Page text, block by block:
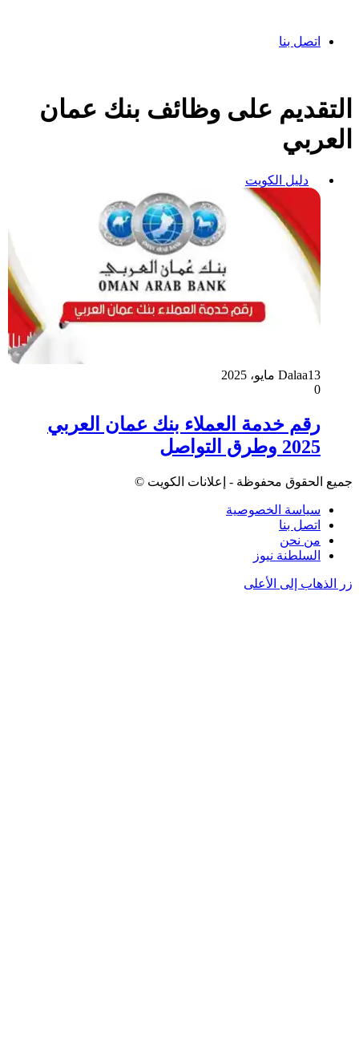
اتصل بنا
التقديم على وظائف بنك عمان
العربي
دليل الكويت
Dalaa13 مايو، 2025
0
رقم خدمة العملاء بنك عمان العربي
2025 وطرق التواصل
جميع الحقوق محفوظة - إعلانات الكويت ©
سياسة الخصوصية
اتصل بنا
من نحن
السلطنة نيوز
زر الذهاب إلى الأعلى